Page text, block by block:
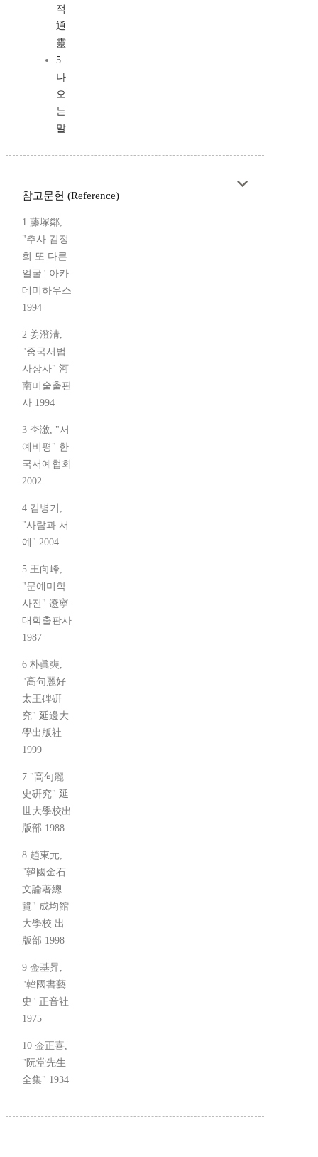
적
通
靈
5.
나
오
는
말
참고문헌 (Reference)
1 藤塚鄰,
"추사 김정
희 또 다른
얼굴" 아카
데미하우스
1994
2 姜澄淸,
"중국서법
사상사" 河
南미술출판
사 1994
3 李漵, "서
예비평" 한
국서예협회
2002
4 김병기,
"사람과 서
예" 2004
5 王向峰,
"문예미학
사전" 遼寧
대학출판사
1987
6 朴眞奭,
"高句麗好
太王碑硏
究" 延邊大
學出版社
1999
7 "高句麗
史硏究" 延
世大學校出
版部 1988
8 趙東元,
"韓國金石
文論著總
覽" 成均館
大學校 出
版部 1998
9 金基昇,
"韓國書藝
史" 正音社
1975
10 金正喜,
"阮堂先生
全集" 1934